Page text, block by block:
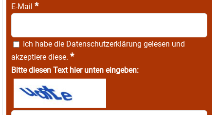
E-Mail *
Ich habe die Datenschutzerklärung gelesen und
akzeptiere diese. *
Bitte diesen Text hier unten eingeben: